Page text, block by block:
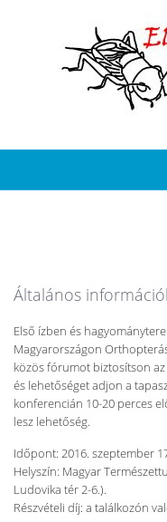
Általános
Első ízben és
Magyarországon
közös fórumot biztosítson
és lehetőséget adjon a
konferencián 10-20 perces
lesz lehetőség.
Időpont: 2016. szeptember
Helyszín: Magyar
Ludovika tér 2-6.).
Részvételi díj: a találkozón